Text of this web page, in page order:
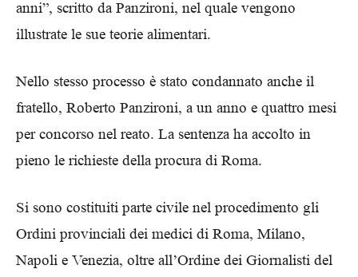
anni”, scritto da Panzironi, nel quale vengono
illustrate le sue teorie alimentari.
Nello stesso processo è stato condannato anche il
fratello, Roberto Panzironi, a un anno e quattro mesi
per concorso nel reato. La sentenza ha accolto in
pieno le richieste della procura di Roma.
Si sono costituiti parte civile nel procedimento gli
Ordini provinciali dei medici di Roma, Milano,
Napoli e Venezia, oltre all’Ordine dei Giornalisti del